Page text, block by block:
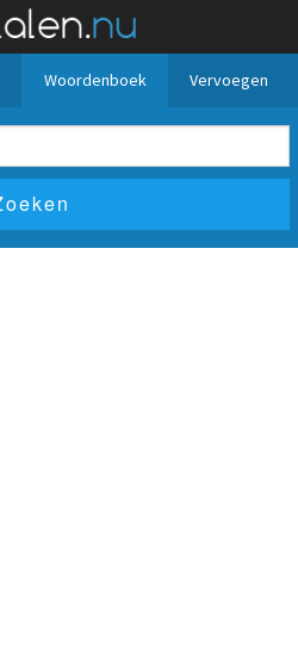
Woordenboek Vervoegen